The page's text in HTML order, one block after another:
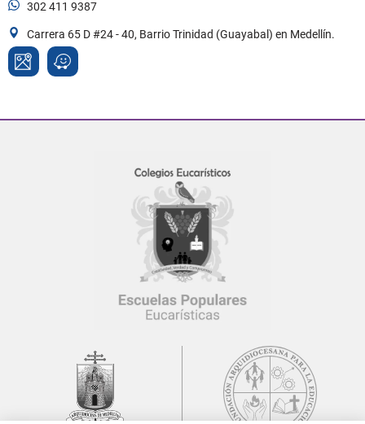
302 411 9387
Carrera 65 D #24 - 40, Barrio Trinidad (Guayabal) en Medellín.